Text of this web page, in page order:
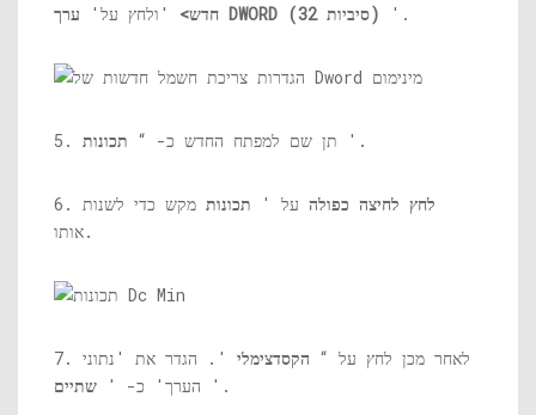
חדש> 'ולחץ על' ערך DWORD (32 סיביות) '.
5. תן שם למפתח החדש כ- “ תכונות '.
6. לחץ לחיצה כפולה על ' תכונות מקש כדי לשנות
אותו.
7. לאחר מכן לחץ על “ הקסדצימלי '. הגדר את 'נתוני
הערך' כ- ' שתיים '.